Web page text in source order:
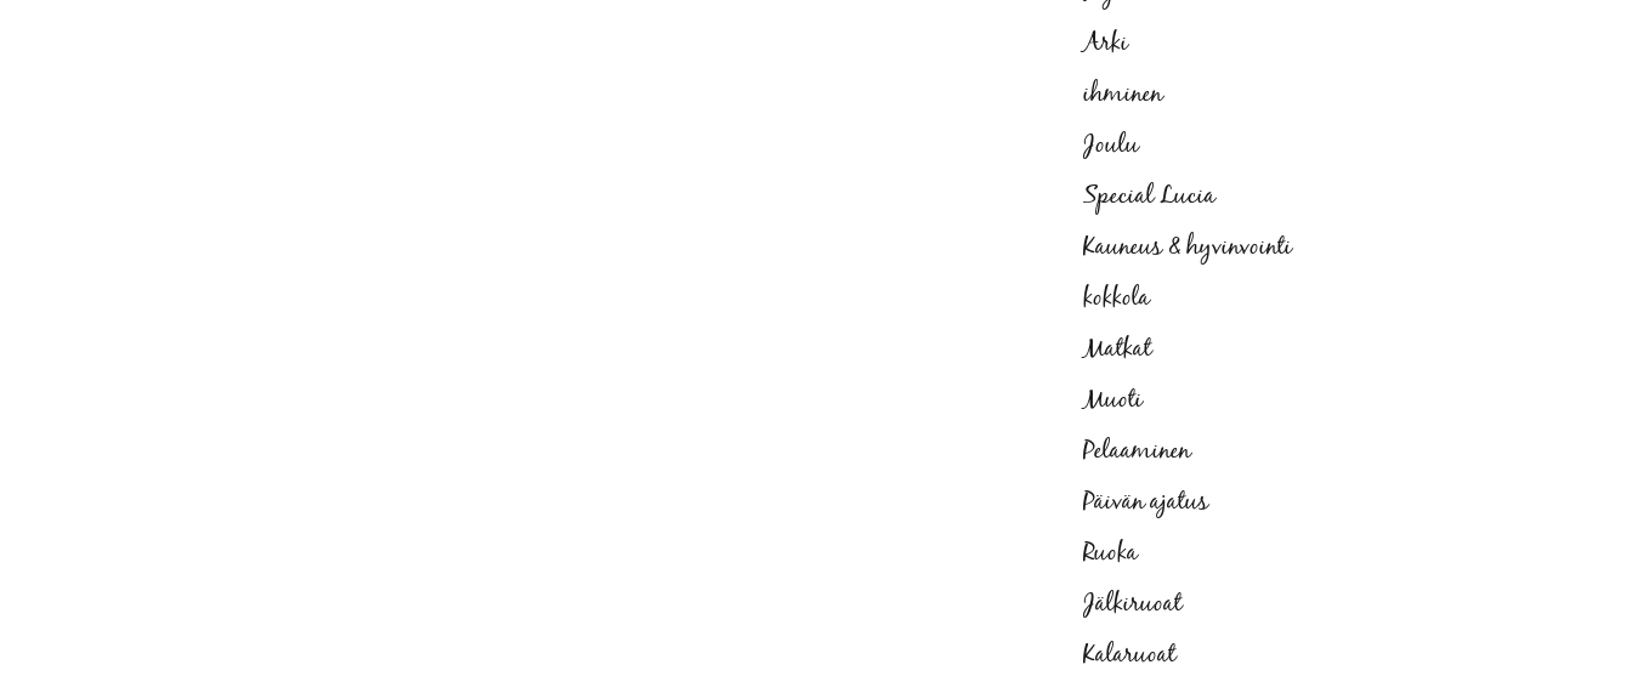
Arki
ihminen
Joulu
Special Lucia
Kauneus & hyvinvointi
kokkola
Matkat
Muoti
Pelaaminen
Päivän ajatus
Ruoka
Jälkiruoat
Kalaruoat